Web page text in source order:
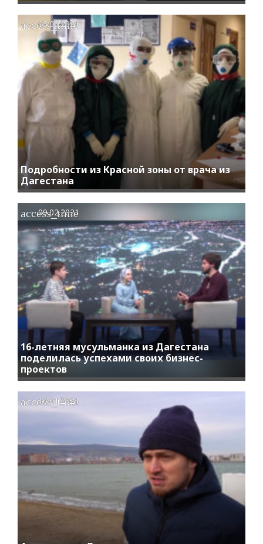
Подробности из Красной зоны от врача из
Дагестана
access_time
03.03.2021
16-летняя мусульманка из Дагестана
поделилась успехами своих бизнес-
проектов
access_time
09.02.2021
access_time
16.01.2021